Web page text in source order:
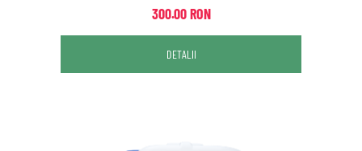
300.00 RON
DETALII